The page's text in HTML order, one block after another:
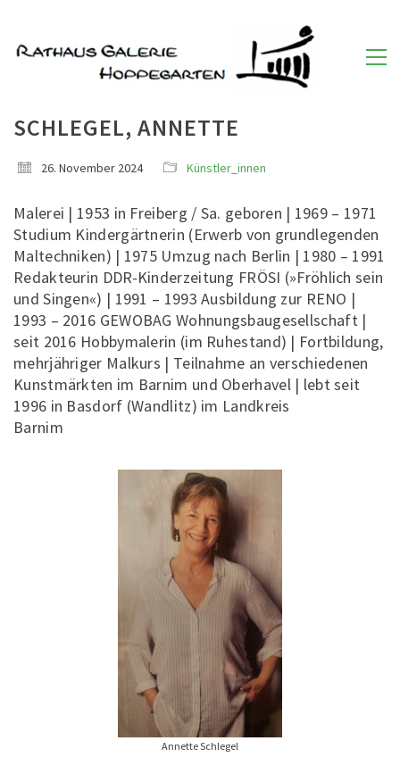
SCHLEGEL, ANNETTE
26. November 2024 Künstler_innen
Malerei | 1953 in Freiberg / Sa. geboren | 1969 – 1971
Studium Kindergärtnerin (Erwerb von grundlegenden
Maltechniken) | 1975 Umzug nach Berlin | 1980 – 1991
Redakteurin DDR-Kinderzeitung FRÖSI (»Fröhlich sein
und Singen«) | 1991 – 1993 Ausbildung zur RENO |
1993 – 2016 GEWOBAG Wohnungsbaugesellschaft |
seit 2016 Hobbymalerin (im Ruhestand) | Fortbildung,
mehrjähriger Malkurs | Teilnahme an verschiedenen
Kunstmärkten im Barnim und Oberhavel | lebt seit
1996 in Basdorf (Wandlitz) im Landkreis
Barnim
Annette Schlegel